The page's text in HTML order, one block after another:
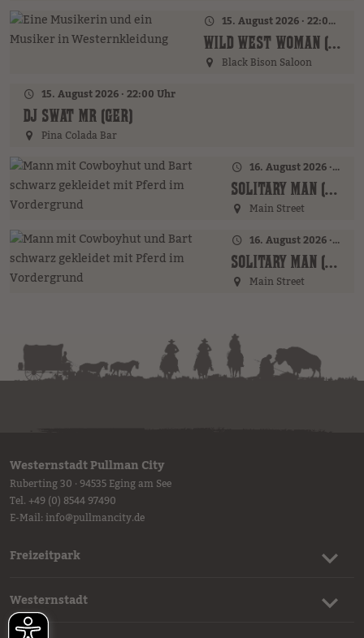
15. August 2026 · 22:00 Uhr
WILD WEST WOMAN (GER)
Black Bison Saloon
15. August 2026 · 22:00 Uhr
DJ SWAT MR (GER)
Pina Colada Bar
16. August 2026 · 16:00 Uhr – 17:00 Uhr
SOLITARY MAN (GER)
Main Street
16. August 2026 · 19:00 Uhr
SOLITARY MAN (GER)
Main Street
Westernstadt Pullman City
Ruberting 30 · 94535 Eging am See
Tel. +49 (0) 8544 97490
E-Mail:info@pullmancity.de
Freizeitpark
Westernstadt